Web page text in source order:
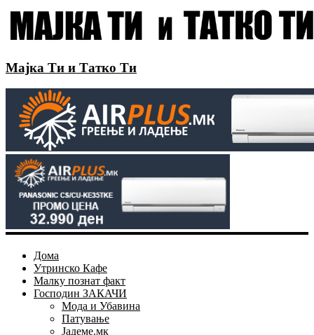
Мајка Ти и Татко Ти
Дома
Утринско Кафе
Малку познат факт
Господин ЗАКАЧИ
Мода и Убавина
Патување
Јадеме.мк